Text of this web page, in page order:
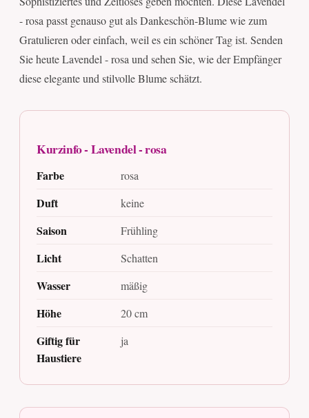
- rosa passt genauso gut als Dankeschön-Blume wie zum
Gratulieren oder einfach, weil es ein schöner Tag ist. Senden
Sie heute Lavendel - rosa und sehen Sie, wie der Empfänger
diese elegante und stilvolle Blume schätzt.
Kurzinfo - Lavendel - rosa
Farbe rosa
Duft keine
Saison Frühling
Licht Schatten
Wasser mäßig
Höhe 20 cm
Giftig für
Haustiere
ja